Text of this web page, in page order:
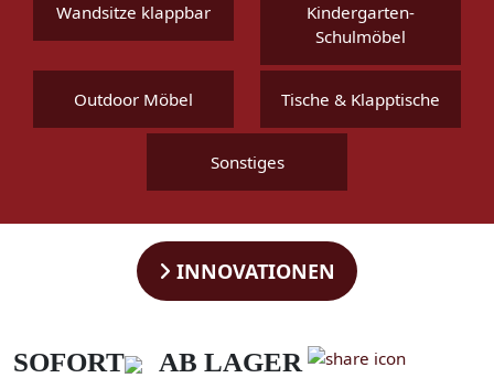
Wandsitze klappbar
Kindergarten-
Schulmöbel
Outdoor Möbel Tische & Klapptische
Sonstiges
INNOVATIONEN
SOFORT AB LAGER